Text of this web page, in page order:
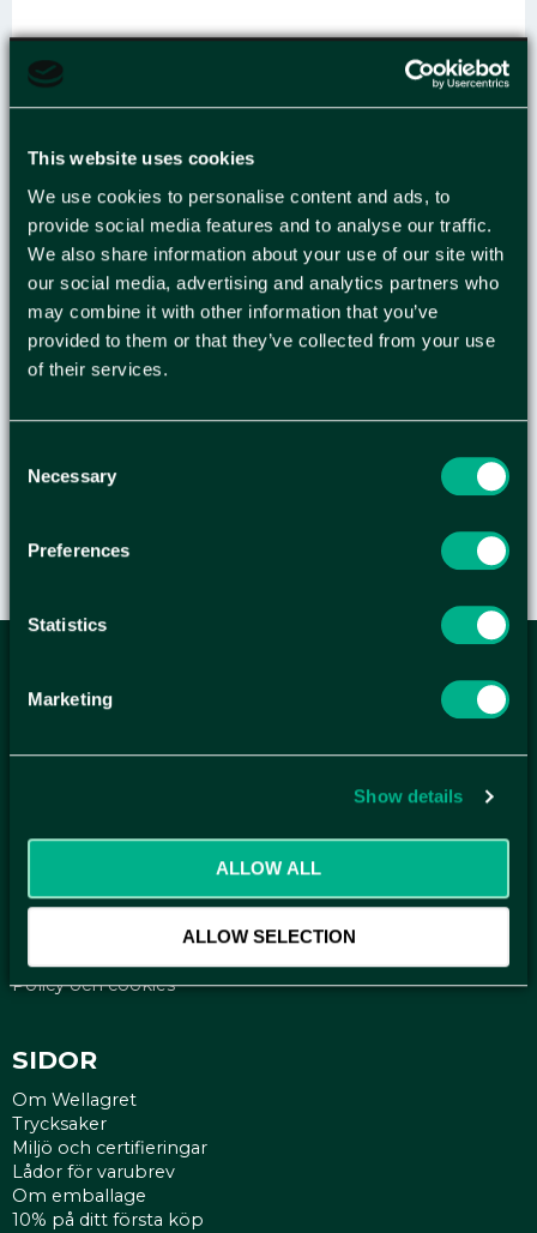
This website uses cookies
We use cookies to personalise content and ads, to
provide social media features and to analyse our traffic.
We also share information about your use of our site with
our social media, advertising and analytics partners who
may combine it with other information that you’ve
provided to them or that they’ve collected from your use
of their services.
Selection
Necessary
Preferences
Statistics
Marketing
Show details
ALLOW ALL
ALLOW SELECTION
PLÅSTER SALVEQUICK
REFILL PLAST 45/FP
Salvequick CE-märkta plåsterrefill som passar till
Cederroth plåsterautomat. Salvequick
Plastplåster är smidiga plåster av hög kvalitet.
Plåstren är allergitestade. De är lätta att applicera,
flexibla och smidiga att använda. - Ce-märkt -
Allergitestade - Innehåll: - Varje refill innehåller 45
ANMÄL DIG HÄR TILL WELLAGRETS
NYHETSBREV
Få relevanta erbjudande och kampanjer, en möjlighet att
KUNDTJÄNST
Mina sidor
Reklamationer
Policy och cookies
SIDOR
Om Wellagret
Trycksaker
Miljö och certifieringar
Lådor för varubrev
Om emballage
10% på ditt första köp